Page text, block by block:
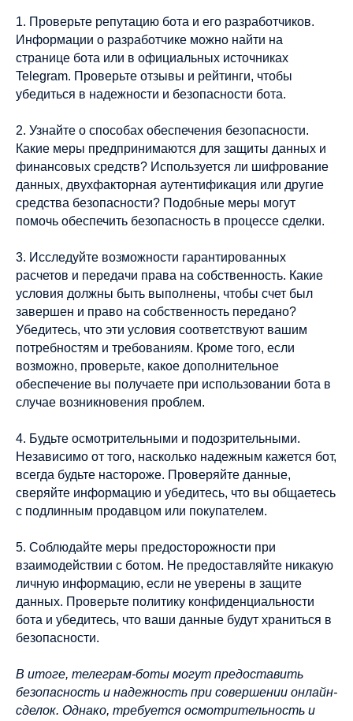
1. Проверьте репутацию бота и его разработчиков.
Информации о разработчике можно найти на
странице бота или в официальных источниках
Telegram. Проверьте отзывы и рейтинги, чтобы
убедиться в надежности и безопасности бота.
2. Узнайте о способах обеспечения безопасности.
Какие меры предпринимаются для защиты данных и
финансовых средств? Используется ли шифрование
данных, двухфакторная аутентификация или другие
средства безопасности? Подобные меры могут
помочь обеспечить безопасность в процессе сделки.
3. Исследуйте возможности гарантированных
расчетов и передачи права на собственность. Какие
условия должны быть выполнены, чтобы счет был
завершен и право на собственность передано?
Убедитесь, что эти условия соответствуют вашим
потребностям и требованиям. Кроме того, если
возможно, проверьте, какое дополнительное
обеспечение вы получаете при использовании бота в
случае возникновения проблем.
4. Будьте осмотрительными и подозрительными.
Независимо от того, насколько надежным кажется бот,
всегда будьте настороже. Проверяйте данные,
сверяйте информацию и убедитесь, что вы общаетесь
с подлинным продавцом или покупателем.
5. Соблюдайте меры предосторожности при
взаимодействии с ботом. Не предоставляйте никакую
личную информацию, если не уверены в защите
данных. Проверьте политику конфиденциальности
бота и убедитесь, что ваши данные будут храниться в
безопасности.
В итоге, телеграм-боты могут предоставить
безопасность и надежность при совершении онлайн-
сделок. Однако, требуется осмотрительность и